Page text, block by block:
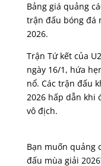
Bảng giá quảng
trận đấu bóng đá
2026.
Trận Tứ kết của
ngày 16/1, hứa
nổ. Các trận đấu
2026 hấp dẫn khi
vô địch.
Bạn muốn quảng
đấu mùa giải